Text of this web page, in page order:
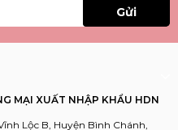
Gửi
MẠI XUẤT NHẬP KHẨU HDN
Lộc B, Huyện Bình Chánh,